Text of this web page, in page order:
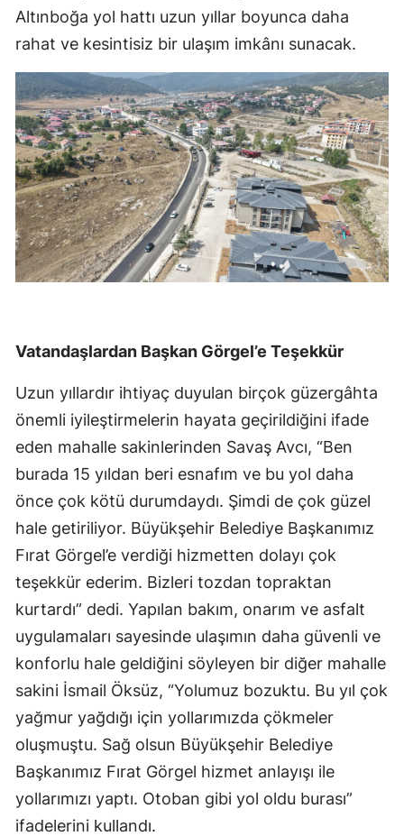
Altınboğa yol hattı uzun yıllar boyunca daha
rahat ve kesintisiz bir ulaşım imkânı sunacak.
Vatandaşlardan Başkan Görgel’e Teşekkür
Uzun yıllardır ihtiyaç duyulan birçok güzergâhta
önemli iyileştirmelerin hayata geçirildiğini ifade
eden mahalle sakinlerinden Savaş Avcı, “Ben
burada 15 yıldan beri esnafım ve bu yol daha
önce çok kötü durumdaydı. Şimdi de çok güzel
hale getiriliyor. Büyükşehir Belediye Başkanımız
Fırat Görgel’e verdiği hizmetten dolayı çok
teşekkür ederim. Bizleri tozdan topraktan
kurtardı” dedi. Yapılan bakım, onarım ve asfalt
uygulamaları sayesinde ulaşımın daha güvenli ve
konforlu hale geldiğini söyleyen bir diğer mahalle
sakini İsmail Öksüz, “Yolumuz bozuktu. Bu yıl çok
yağmur yağdığı için yollarımızda çökmeler
oluşmuştu. Sağ olsun Büyükşehir Belediye
Başkanımız Fırat Görgel hizmet anlayışı ile
yollarımızı yaptı. Otoban gibi yol oldu burası”
ifadelerini kullandı.